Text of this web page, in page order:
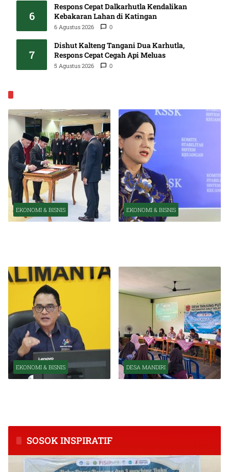
6
Respons Cepat Dalkarhutla Kendalikan
Kebakaran Lahan di Katingan
6 Agustus 2026 0
7
Dishut Kalteng Tangani Dua Karhutla,
Respons Cepat Cegah Api Meluas
5 Agustus 2026 0
EKONOMI & BISNIS EKONOMI & BISNIS
EKONOMI & BISNIS DESA MANDIRI
SOSOK INSPIRATIF